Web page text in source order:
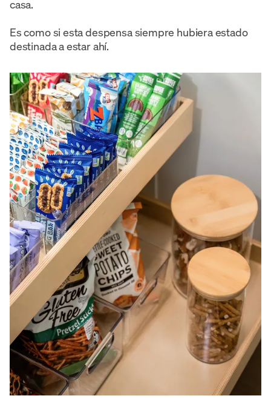
casa.
Es como si esta despensa siempre hubiera estado
destinada a estar ahí.